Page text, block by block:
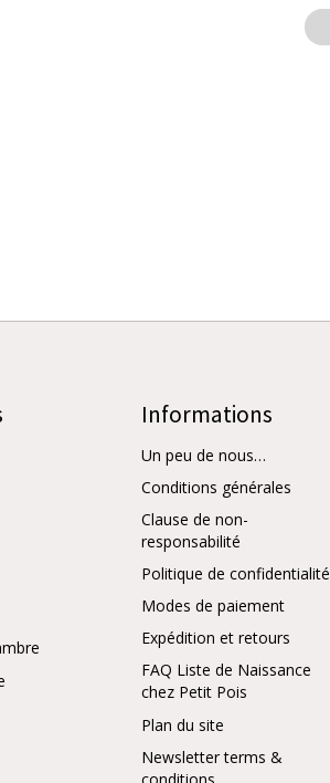
Informations
Un peu de nous…
Conditions générales
Clause de non-
responsabilité
Politique de confidentialité
Modes de paiement
Expédition et retours
FAQ Liste de Naissance
chez Petit Pois
Plan du site
Newsletter terms &